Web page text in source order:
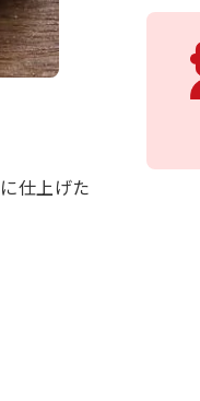
仕上げた